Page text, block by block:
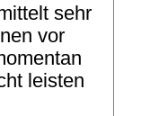
sehr
vor
leisten